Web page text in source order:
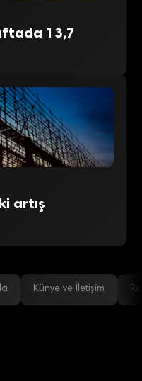
13,7
artış
Künye ve İletişim